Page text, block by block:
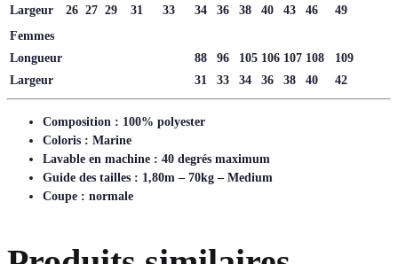
Largeur
26 27 29 31 33 34 36 38 40 43 46
49
Femmes
Longueur
88 96 105 106 107 108
109
Largeur
31 33 34 36 38 40 42
Composition : 100% polyester
Coloris : Marine
Lavable en machine : 40 degrés maximum
Guide des tailles : 1,80m – 70kg – Medium
Coupe : normale